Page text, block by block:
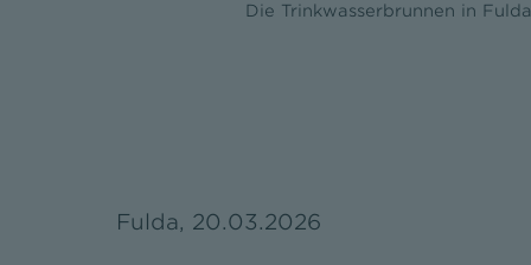
Die Trinkwasserbrunnen in
Fulda, 20.03.2026